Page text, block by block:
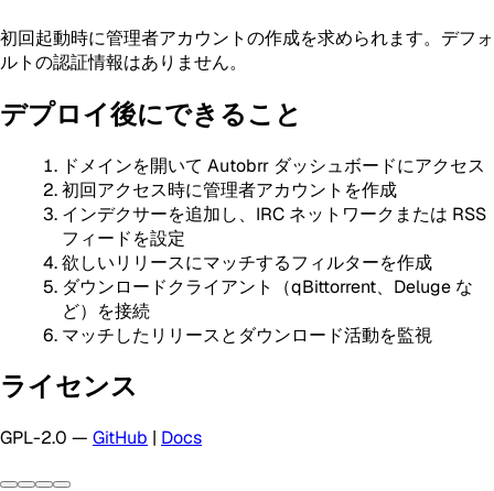
初回起動時に管理者アカウントの作成を求められます。デフォ
ルトの認証情報はありません。
デプロイ後にできること
ドメインを開いて Autobrr ダッシュボードにアクセス
初回アクセス時に管理者アカウントを作成
インデクサーを追加し、IRC ネットワークまたは RSS
フィードを設定
欲しいリリースにマッチするフィルターを作成
ダウンロードクライアント（qBittorrent、Deluge な
ど）を接続
マッチしたリリースとダウンロード活動を監視
ライセンス
GPL-2.0 — GitHub | Docs